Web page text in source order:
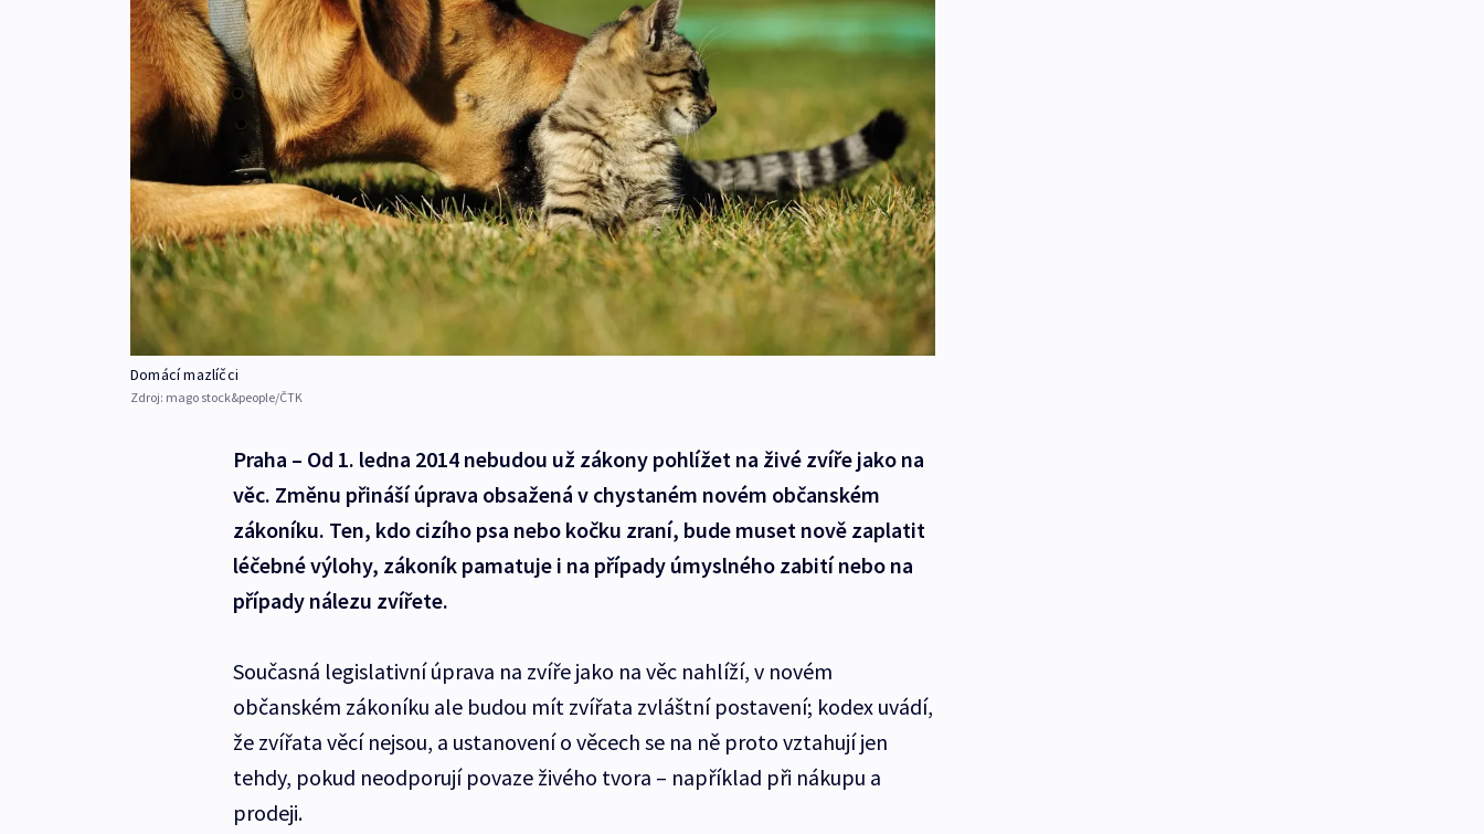
Domácí mazlíčci
Zdroj: mago stock&people/ČTK
Praha – Od 1. ledna 2014 nebudou už zákony pohlížet na živé zvíře jako na
věc. Změnu přináší úprava obsažená v chystaném novém občanském
zákoníku. Ten, kdo cizího psa nebo kočku zraní, bude muset nově zaplatit
léčebné výlohy, zákoník pamatuje i na případy úmyslného zabití nebo na
případy nálezu zvířete.
Současná legislativní úprava na zvíře jako na věc nahlíží, v novém
občanském zákoníku ale budou mít zvířata zvláštní postavení; kodex uvádí,
že zvířata věcí nejsou, a ustanovení o věcech se na ně proto vztahují jen
tehdy, pokud neodporují povaze živého tvora – například při nákupu a
prodeji.